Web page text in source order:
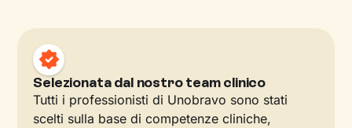
Selezionata dal nostro team clinico
Tutti i professionisti di Unobravo sono stati
scelti sulla base di competenze cliniche,